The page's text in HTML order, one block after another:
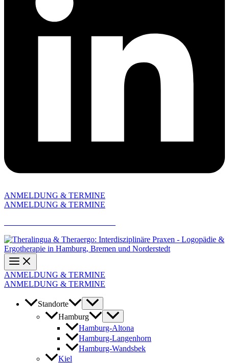
ANMELDUNG & TERMINE
ANMELDUNG & TERMINE
ANMELDUNG & TERMINE
ANMELDUNG & TERMINE
Standorte
Hamburg
Hamburg-Altona
Hamburg-Langenhorn
Hamburg-Wandsbek
Kiel